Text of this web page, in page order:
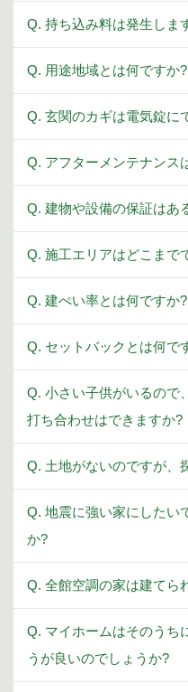
Q. 持ち込み料は発生しま
Q. 用途地域とは何ですか?
Q. 玄関のカギは電気錠に
Q. アフターメンテナンス
Q. 建物や設備の保証はあ
Q. 施工エリアはどこまで
Q. 建ぺい率とは何ですか?
Q. セットバックとは何で
Q. 小さい子供がいるので
打ち合わせはできますか?
Q. 土地がないのですが、
Q. 地震に強い家にしたい
か?
Q. 全館空調の家は建てら
Q. マイホームはそのう
うが良いのでしょうか?